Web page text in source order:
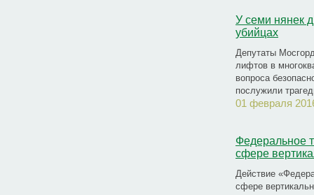
У семи нянек
убийцах
Депутаты
лифтов в
вопроса
послужили
01 февраля
Федеральное
сфере
Действие
сфере